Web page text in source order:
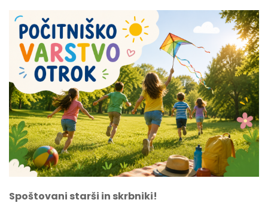
Spoštovani starši in skrbniki!